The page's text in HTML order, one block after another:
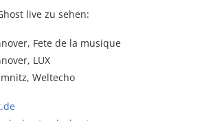
live zu sehen:
Fete de la musique
LUX
Weltecho